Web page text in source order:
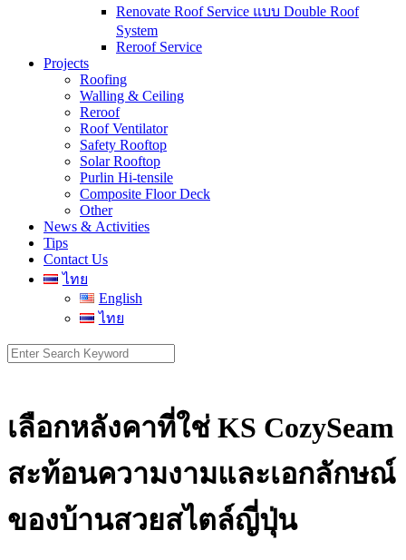
Renovate Roof Service แบบ Double Roof
System
Reroof Service
Projects
Roofing
Walling & Ceiling
Reroof
Roof Ventilator
Safety Rooftop
Solar Rooftop
Purlin Hi-tensile
Composite Floor Deck
Other
News & Activities
Tips
Contact Us
ไทย
English
ไทย
Search
for:
เลือกหลังคาที่ใช่ KS CozySeam
สะท้อนความงามและเอกลักษณ์
ของบ้านสวยสไตล์ญี่ปุ่น